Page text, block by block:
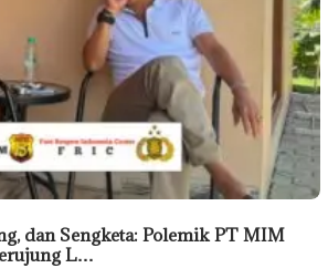
dan Sengketa: Polemik PT MIM
L…